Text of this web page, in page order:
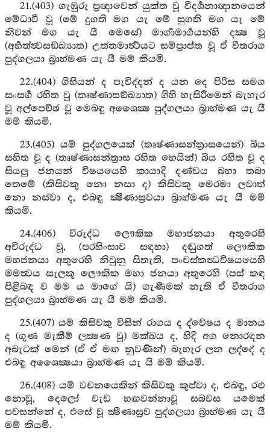
21.(403) ගැඹුරු ප්‍රඥාවෙන් යුක්ත වූ විදර්‍ශනාඥානයෙන්
මේධාවී වූ (මේ දුගති මග යැ මේ සුගති මග යැ මේ
නිවන් මග යැ යී මෙසේ) මාර්‍ගාමාර්‍ගයන්හි දක්‍ෂ වූ
(අර්‍හත්ත්‍වසඞ්ඛ්‍යාත) උත්තමාර්‍ත්‍ථයට සම්ප්‍රාප්ත වූ ඒ වීතරාග
පුද්ගලයා බ්‍රාහ්මණ යැ යී මම් කියමි.
22.(404) ගිහියන් ද පැවිද්දන් ද යන දෙ පිරිස සමග
සංසර්‍ග රහිත වූ (තෘෂ්ණාසඞ්ඛ්‍යාත) ගිහි හැසිරීමෙන් බැහැර
වූ අල්පෙච්ඡ වූ මෙබඳු අශෛක්‍ෂ පුද්ගලයා බ්‍රාහ්මණ යැ යී
මම් කියමි.
23.(405) යම් පුද්ගලයෙක් (තෘෂ්ණාසන්ත්‍රාසයෙන්) බිය
සහිත වූ ද (තෘෂ්ණාසන්ත්‍රාස රහිත හෙයින්) බිය රහිත වූ ද
සියලු ජනයන් විෂයයෙහි කායාදි දණ්ඩය බහා තබා
තෙමේ (කිසිවකු නො නසා ද) කිසිවකු මෙරමා ලවාත්
නො නස්වා ද, එබඳු ක්‍ෂීණාස්‍රවයා බ්‍රාහ්මණ යැ යී මම්
කියමි.
24.(406) විරුද්ධ ලෞකික මහාජනයා අතුරෙහි
අවිරුද්ධ වූ, (පරහිංසාව සඳහා) දඬුගත් ලෞකික
මහජනයා අතුරෙහි නිවුනු සිතැති, පංචස්කන්‍ධවිෂයයෙහි
මමත්‍වය සැලකූ ලෞකික මහා ජනයා අතුරෙහි (පස් කඳ
පිළිබඳ ව මම ය මාගේ යි) ගැණීමක් නැති ඒ වීතරාග
පුද්ගලයා බ්‍රාහ්මණ යැ යී මම් කියමි.
25.(407) යම් කිසිවකු විසින් රාගය ද ද්වේෂය ද මානය
ද (ගුණ මැකීම් ලක්‍ෂණ වූ) මක්ඛය ද, හිදි අග නොරඳන
අබැටක් මෙන් (ඒ ඒ මඟ නුවණින්) බැහැර ලන ලද්දේ ද
එබඳු අශෛක්‍ෂයා බ්‍රාහ්මණ යැ යි මම් කියමි.
26.(408) යම් වචනයෙකින් කිසිවකු කුප්වා ද, එබඳු, රළු
නොවූ, දෙලෝ වැඩ හඟවන්නාවූ සබවස යමෙක්
පවසන්නේ ද, එසේ වූ ක්‍ෂීණාස්‍රව පුද්ගලයා බ්‍රාහ්මණ යැ යී
මම් කියමි.